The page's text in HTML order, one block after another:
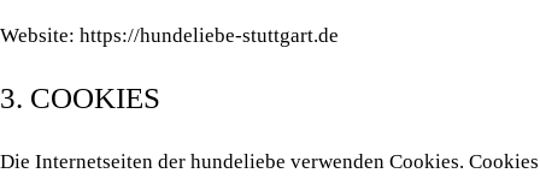
Website: https://hundeliebe-stuttgart.de
3. COOKIES
Die Internetseiten der hundeliebe verwenden Cookies.